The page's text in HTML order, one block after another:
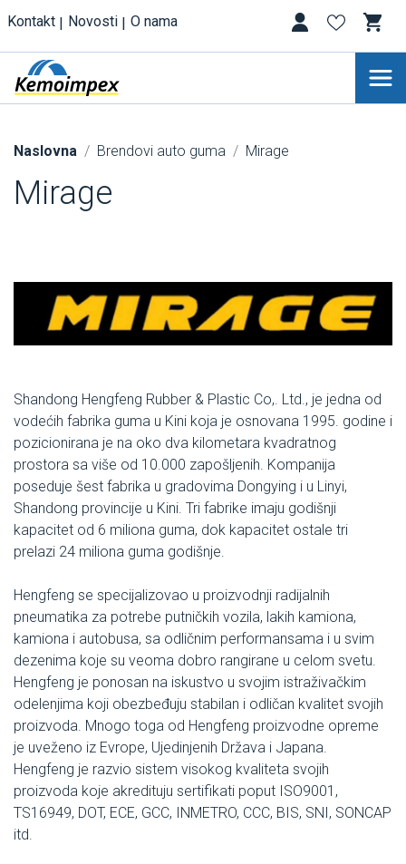
Kontakt Novosti O nama
Naslovna Brendovi auto guma Mirage
Mirage
Shandong Hengfeng Rubber & Plastic Co,. Ltd., je jedna od
vodećih fabrika guma u Kini koja je osnovana 1995. godine i
pozicionirana je na oko dva kilometara kvadratnog
prostora sa više od 10.000 zapošljenih. Kompanija
poseduje šest fabrika u gradovima Dongying i u Linyi,
Shandong provincije u Kini. Tri fabrike imaju godišnji
kapacitet od 6 miliona guma, dok kapacitet ostale tri
prelazi 24 miliona guma godišnje.
Hengfeng se specijalizovao u proizvodnji radijalnih
pneumatika za potrebe putničkih vozila, lakih kamiona,
kamiona i autobusa, sa odličnim performansama i u svim
dezenima koje su veoma dobro rangirane u celom svetu.
Hengfeng je ponosan na iskustvo u svojim istraživačkim
odelenjima koji obezbeđuju stabilan i odličan kvalitet svojih
proizvoda. Mnogo toga od Hengfeng proizvodne opreme
je uveženo iz Evrope, Ujedinjenih Država i Japana.
Hengfeng je razvio sistem visokog kvaliteta svojih
proizvoda koje akredituju sertifikati poput ISO9001,
TS16949, DOT, ECE, GCC, INMETRO, CCC, BIS, SNI, SONCAP
itd.